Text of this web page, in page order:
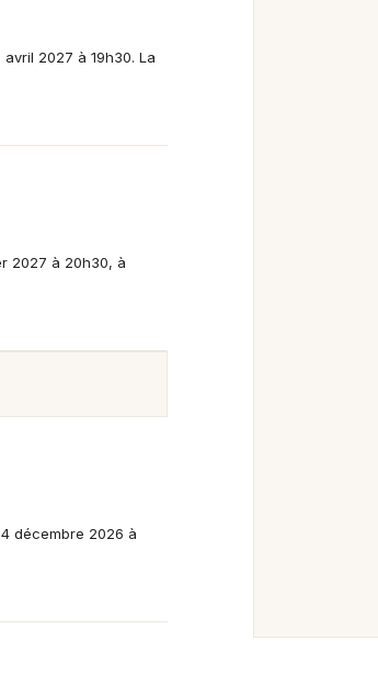
met à l’honneur
festivals
2027 à 19h30. La
2027 à 20h30, à
décembre 2026 à